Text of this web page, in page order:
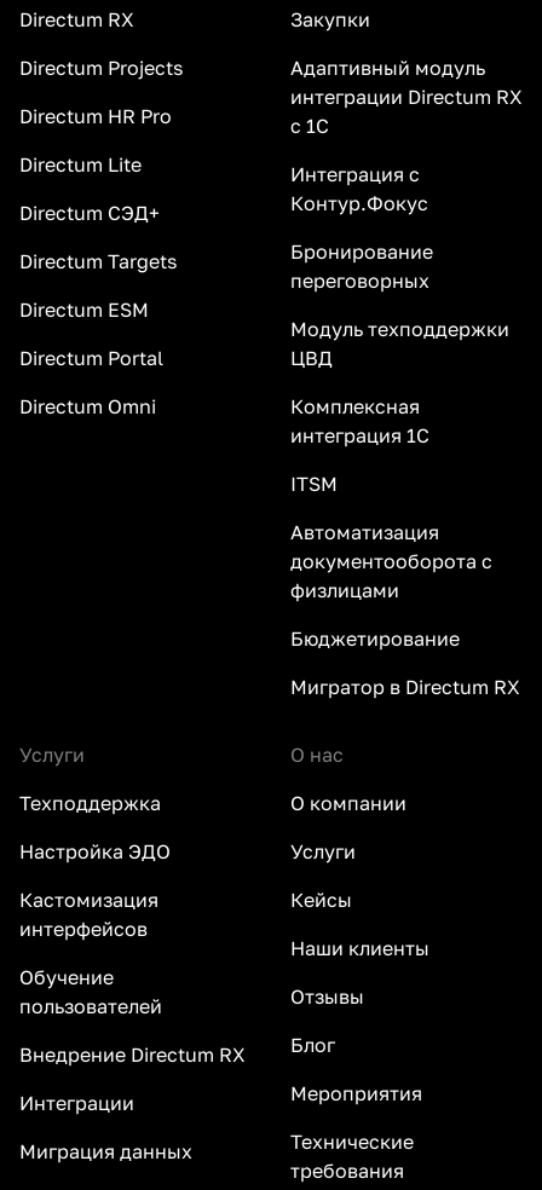
Directum RX
Directum Projects
Directum HR Pro
Directum Lite
Directum СЭД+
Directum Targets
Directum ESM
Directum Portal
Directum Omni
Закупки
Адаптивный модуль
интеграции Directum RX
с 1С
Интеграция с
Контур.Фокус
Бронирование
переговорных
Модуль техподдержки
ЦВД
Комплексная
интеграция 1С
ITSM
Автоматизация
документооборота с
физлицами
Бюджетирование
Мигратор в Directum RX
Услуги
Техподдержка
Настройка ЭДО
Кастомизация
интерфейсов
Обучение
пользователей
Внедрение Directum RX
Интеграции
Миграция данных
О нас
О компании
Услуги
Кейсы
Наши клиенты
Отзывы
Блог
Мероприятия
Технические
требования